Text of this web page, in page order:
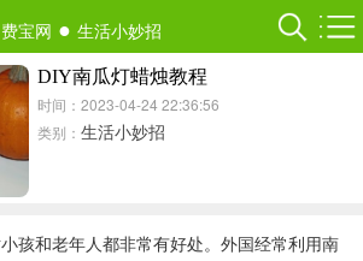
宝网 ● 生活小妙招
DIY南瓜灯蜡烛教程
时间：2023-04-24 22:36:56
类别： 生活小妙招
孩和老年人都非常有好处。外国经常利用南